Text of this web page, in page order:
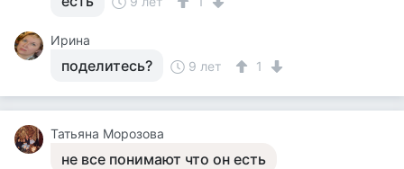
Ирина
поделитесь? 9 лет 1
Татьяна Морозова
не все понимают что он есть